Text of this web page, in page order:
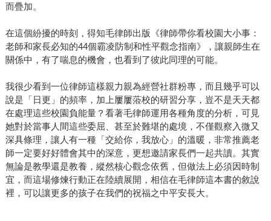
而疊加。
在這個紛擾的時刻，得知毛律師出版《律師帶你看校園大小事：
老師和家長必知的44個霸凌防制和性平觀念指南》，讓親師生在
關係中，有了喘息的機會，也看到了彼此同理的可能。
我很少看到一位律師這樣親力親為經營社群粉專，而且幾乎可以
說是「日更」的頻率，加上屢屢蒞校的研習分享，豈不是天天都
在處理這些校園負能量？看著毛律師運用各種角度的分析，可見
她對於當事人間這些委屈、甚至於難堪的處境，不僅觀察入微又
深具條理，讓人有一種「交給你，我放心」的溫暖，非常推薦老
師一定要好好體會其中的深意，更想邀請家長們一起共讀。其實
無論是教學還是教養，縱然核心觀念依舊，但做法上必須因時制
宜，而這場修煉行動正在陸續展開，相信在毛律師這本書的敘說
裡，可以讓更多的孩子在我們的祝福之中平安長大。